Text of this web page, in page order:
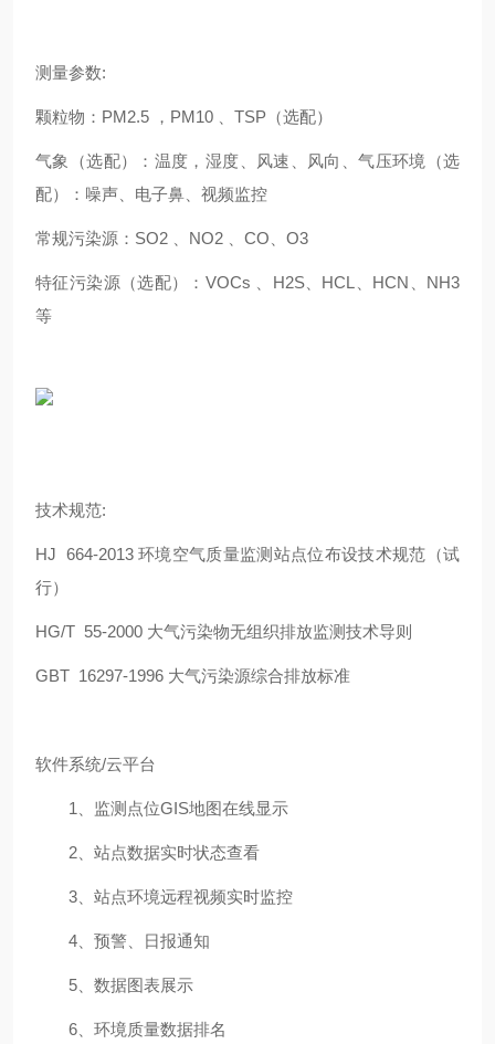
测量参数:
颗粒物：PM2.5 ，PM10 、TSP（选配）
气象（选配）：温度，湿度、风速、风向、气压环境（选
配）：噪声、电子鼻、视频监控
常规污染源：SO2 、NO2 、CO、O3
特征污染源（选配）：VOCs 、H2S、HCL、HCN、NH3
等
技术规范:
HJ 664-2013 环境空气质量监测站点位布设技术规范（试
行）
HG/T 55-2000 大气污染物无组织排放监测技术导则
GBT 16297-1996 大气污染源综合排放标准
软件系统/云平台
1、监测点位GIS地图在线显示
2、站点数据实时状态查看
3、站点环境远程视频实时监控
4、预警、日报通知
5、数据图表展示
6、环境质量数据排名